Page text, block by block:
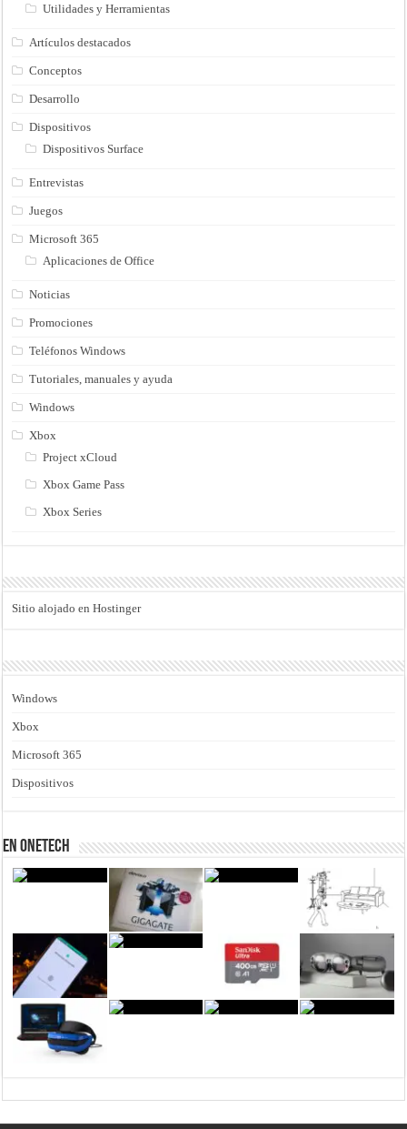
Utilidades y Herramientas
Artículos destacados
Conceptos
Desarrollo
Dispositivos
Dispositivos Surface
Entrevistas
Juegos
Microsoft 365
Aplicaciones de Office
Noticias
Promociones
Teléfonos Windows
Tutoriales, manuales y ayuda
Windows
Xbox
Project xCloud
Xbox Game Pass
Xbox Series
Sitio alojado en Hostinger
Windows
Xbox
Microsoft 365
Dispositivos
En Onetech